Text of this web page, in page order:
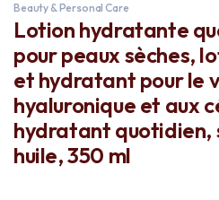
Beauty & Personal Care
Lotion hydratante
pour peaux sèches,
et hydratant pour le
hyaluronique et aux
hydratant quotidien,
huile, 350 ml